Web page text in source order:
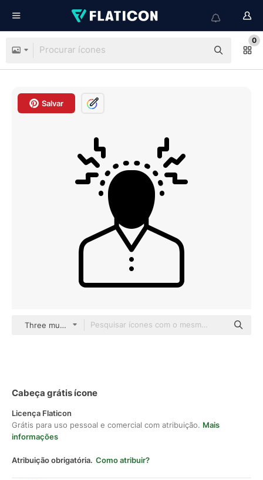
0
Salvar
Three musketeers Others
Cabeça grátis ícone
Licença Flaticon
Grátis para uso pessoal e comercial com atribuição. Mais
informações
Atribuição obrigatória. Como atribuir?